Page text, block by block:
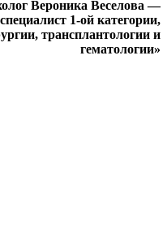
Вероника Веселова —
специалист 1-ой категории,
трансплантологии и
гематологии»